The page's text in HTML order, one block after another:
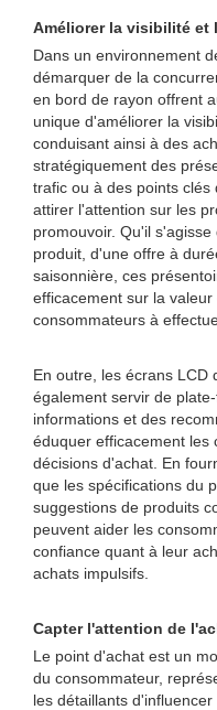
Améliorer la visibilité et
Dans un environnement
démarquer de la
en bord de rayon offrent
unique d'améliorer la
conduisant ainsi à des
stratégiquement des
trafic ou à des points
attirer l'attention sur les
promouvoir. Qu'il
produit, d'une offre à
saisonnière, ces
efficacement sur la
consommateurs à
En outre, les écrans LCD
également servir de
informations et des
éduquer efficacement les
décisions d'achat. En
que les spécifications du
suggestions de produits
peuvent aider les
confiance quant à leur
achats impulsifs.
Capter l'attention de
Le point d'achat est un
du consommateur,
les détaillants